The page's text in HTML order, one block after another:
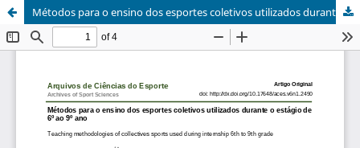
Métodos para o ensino dos esportes coletivos utilizados durante o estágio de 6º ao 9º ano